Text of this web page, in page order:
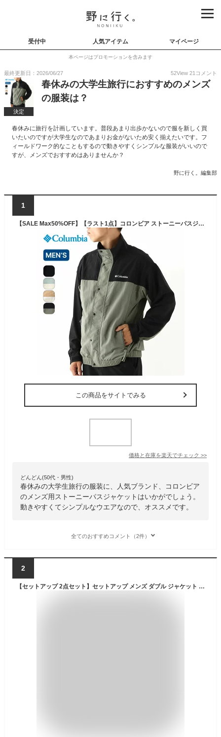
受付中 人気アイテム マイページ
本ページはプロモーションを含みます
最終更新日：2026/06/27 52View 21 コメント
決定
春休みの大学生旅行におすすめのメンズ
の服装は？
春休みに旅行を計画しています。普段あまり出歩かないので服を新しく買
いたいのですが大学生なのであまりお金がないため安く揃えたいです。フ
ィールドワーク的なこともするので動きやすくシンプルな服装がいいので
すが、メンズでおすすめはありませんか？
野に行く。編集部
1
【SALE Max50%OFF】【ラスト1点】コロンビア ストーニーパスジャケット Columbia Stony Pass Jacket メンズ PM0444 トップス アウター マウンテンパーカー コート ジャケット ウィンドブレーカー 登山 旅行 トラベル キャンプ アウトドア
この商品をサイトでみる
価格と在庫を楽天でチェック >>
どんどん(50代・男性)
春休みの大学生旅行の服装に、人気ブランド、コロンビア
のメンズ用ストーニーパスジャケットはいかがでしょう。
動きやすくてシンプルなウエアなので、オススメです。
全てのおすすめコメント（2件）
2
【セットアップ 2点セット】セットアップ メンズ ダブル ジャケット テーラード ジャケット ワイドパンツ イージーパンツ 上下セット オーバーサイズ ビッグシルエット 韓国 ファッション モード系 春 春服 秋 秋服 ロングシーズン